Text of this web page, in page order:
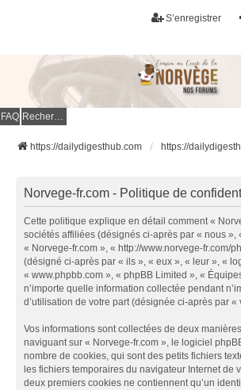
S’enregistrer
FAQ Rechercher
https://dailydigesthub.com https://
Norvege-fr.com - Politique de
Cette politique explique en détail comment «
sociétés affiliées (désignés ci-après par « nous »,
« Norvege-fr.com », « http://www.norvege-fr.com/
(désigné ci-après par « ils », « eux », « leur », «
« www.phpbb.com », « phpBB Limited », «
n’importe quelle information collectée pendant
d’utilisation de votre part (désignée ci-après par «
Vos informations sont collectées de deux
naviguant sur « Norvege-fr.com », le logiciel
nombre de cookies, qui sont des petits fichiers
les fichiers temporaires du navigateur Internet de
deux premiers cookies ne contiennent qu’un